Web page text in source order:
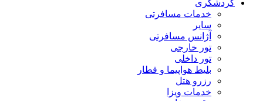
گردشگری
خدمات مسافرتی
سایر
آژانس مسافرتی
تور خارجی
تور داخلی
بلیط هواپیما و قطار
رزرو هتل
خدمات ویزا